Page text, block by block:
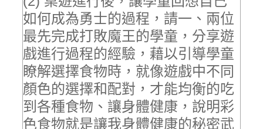
如何成為勇士的過程，請一、兩位
最先完成打敗魔王的學童，分享遊
戲進行過程的經驗，藉以引導學童
瞭解選擇食物時，就像遊戲中不同
顏色的選擇和配對，才能均衡的吃
到各種食物、讓身體健康，說明彩
色食物就是讓我身體健康的秘密武